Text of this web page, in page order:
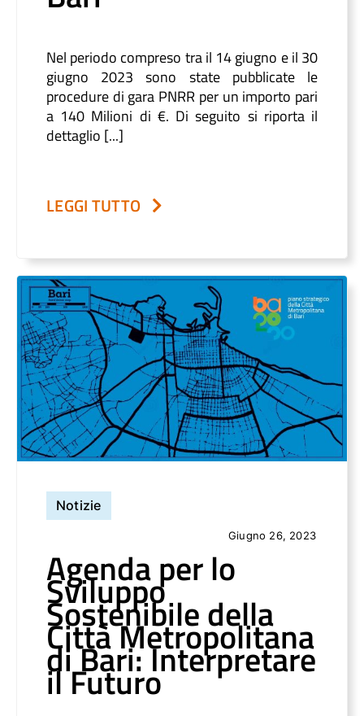
Nel periodo compreso tra il 14 giugno e il 30
giugno 2023 sono state pubblicate le
procedure di gara PNRR per un importo pari
a 140 Milioni di €. Di seguito si riporta il
dettaglio [...]
LEGGI TUTTO
Notizie
Giugno 26, 2023
Agenda per lo
Sviluppo
Sostenibile della
Città Metropolitana
di Bari: Interpretare
il Futuro